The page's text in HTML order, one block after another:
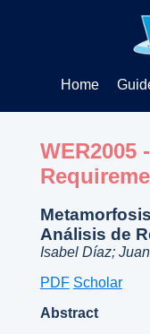
Home
WER2005
Análisis de
Isabel Díaz;
PDF Scholar
Abstract